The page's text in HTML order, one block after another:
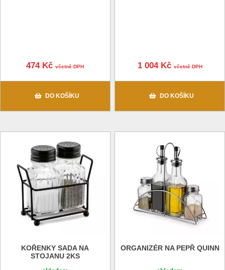
474 Kčvčetně DPH
DO KOŠÍKU
1 004 Kč včetně DPH
DO KOŠÍKU
KOŘENKY SADA NA
STOJANU 2KS
ORGANIZÉR NA PEPŘ QUINN